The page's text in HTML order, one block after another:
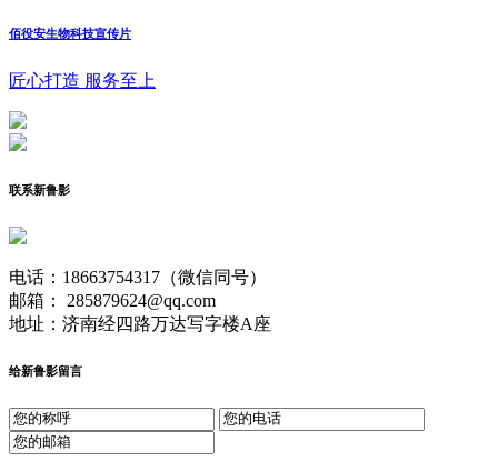
佰役安生物科技宣传片
匠心打造 服务至上
联系新鲁影
电话：18663754317（微信同号）
邮箱： 285879624@qq.com
地址：济南经四路万达写字楼A座
给新鲁影留言